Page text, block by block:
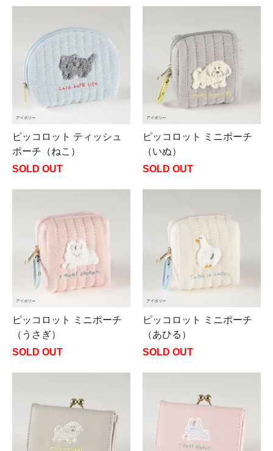
ピッコロット ティッシュ
ポーチ（ねこ）
SOLD OUT
ピッコロット ミニポーチ
（いぬ）
SOLD OUT
ピッコロット ミニポーチ
（うさぎ）
SOLD OUT
ピッコロット ミニポーチ
（あひる）
SOLD OUT